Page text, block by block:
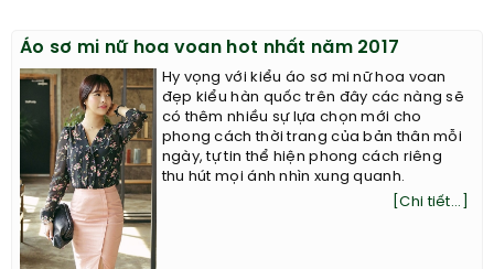
Áo sơ mi nữ hoa voan hot nhất năm 2017
Hy vọng với kiểu áo sơ mi nữ hoa voan
đẹp kiểu hàn quốc trên đây các nàng sẽ
có thêm nhiều sự lựa chọn mới cho
phong cách thời trang của bản thân mỗi
ngày, tự tin thể hiện phong cách riêng
thu hút mọi ánh nhìn xung quanh.
[Chi tiết...]